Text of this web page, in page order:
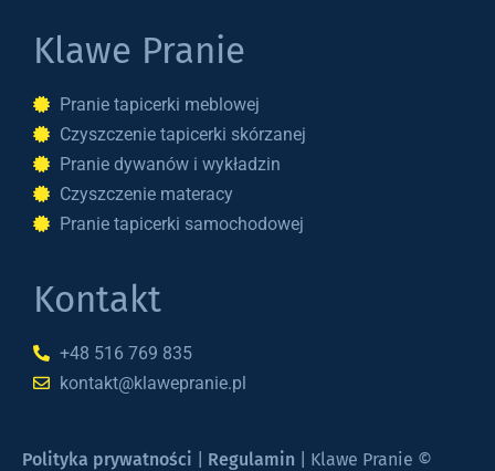
Klawe Pranie
Pranie tapicerki meblowej
Czyszczenie tapicerki skórzanej
Pranie dywanów i wykładzin
Czyszczenie materacy
Pranie tapicerki samochodowej
Kontakt
+48 516 769 835
kontakt@klawepranie.pl
Polityka prywatności Regulamin | Klawe Pranie ©